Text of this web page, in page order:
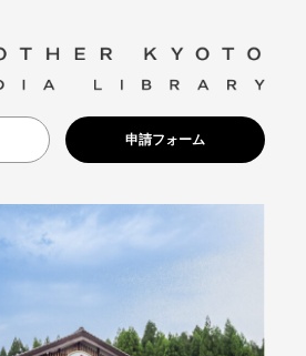
申請フォーム